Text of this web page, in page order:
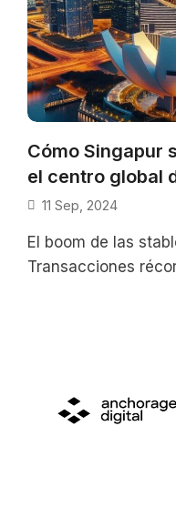
Cómo Singapur
el centro global
11 Sep, 2024
El boom de las
Transacciones